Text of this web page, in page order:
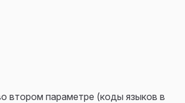
втором параметре (коды языков в